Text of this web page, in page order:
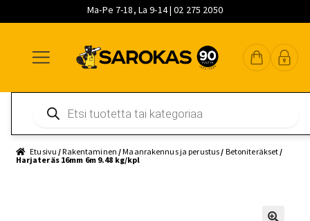
Ma-Pe 7-18, La 9-14 | 02 275 2050
navigointiin
sisältöön
pääsisältöön
search
Etusivu /Rakentaminen /Maanrakennus ja perustus / Betoniteräkset /
Harjateräs 16mm 6m 9.48 kg/kpl